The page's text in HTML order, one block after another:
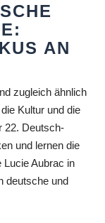
AN
zugleich ähnlich
Kultur und die
22. Deutsch-
und lernen die
Lucie Aubrac in
deutsche und